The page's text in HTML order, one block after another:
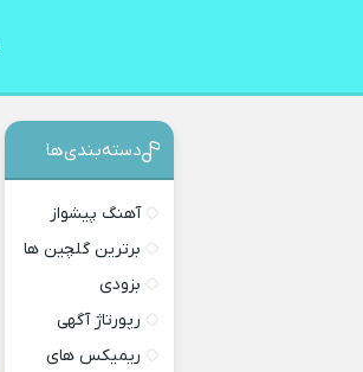
دسته‌بندی‎‌‌ها
آهنگ پیشواز
برترین گلچین ها
بزودی
رپورتاژ آگهی
ریمیکس های